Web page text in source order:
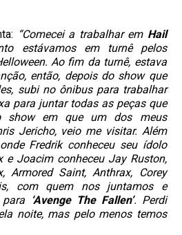
“Comecei a trabalhar em Hail
estávamos em turnê pelos
Ao fim da turnê, estava
então, depois do show que
subi no ônibus para trabalhar
para juntar todas as peças que
show em que um dos meus
Jericho, veio me visitar. Além
Fredrik conheceu seu ídolo
e Joacim conheceu Jay Ruston,
Armored Saint, Anthrax, Corey
com quem nos juntamos e
‘Avenge The Fallen’. Perdi
noite, mas pelo menos temos